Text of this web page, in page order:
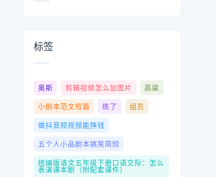
标签
奥斯 剪辑视频怎么加图片 高粱
小剧本范文短篇 练了 组员
做抖音短视频能挣钱
五个人小品剧本搞笑简短
统编版语文五年级下册口语交际：怎么
表演课本剧（附配套课件）